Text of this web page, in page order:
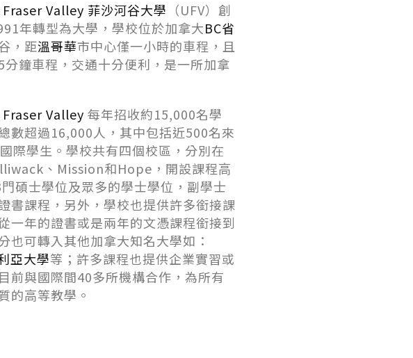
Valley 菲沙河⾕⼤學 （UFV）創
年轉型為⼤學，學校位於加拿⼤BC省
，距溫哥華市中⼼僅⼀⼩時的⾞程，且
分鐘⾞程，交通⼗分便利，是⼀所加拿
Valley 每年招收約15,000名學
數超過16,000⼈，其中包括近500名來
際學⽣。學校共有四個校區，分別在
、Mission和Hope，開設課程⾼
碩⼠學位及眾多的學⼠學位，副學⼠
書課程，另外，學校也提供許多銜接課
⼀年的證書或是兩年的⽂憑課程銜接到
也可轉入其他加拿⼤知名⼤學如：
亞⼤學等；許多課程也提供企業實習或
前與國際間40多所機構合作，為所有
的⾼等教學。